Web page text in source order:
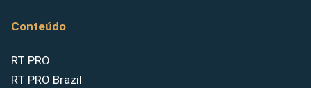
Conteúdo
RT PRO
RT PRO Brazil